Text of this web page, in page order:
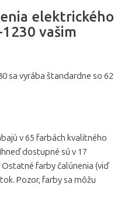
elektrického
vašim
sa vyrába štandardne so 62
v 65 farbách kvalitného
dostupné sú v 17
farby čalúnenia (viď
Pozor, farby sa môžu